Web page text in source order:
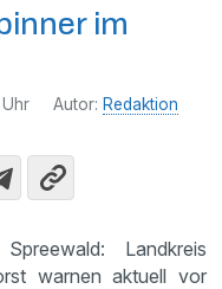
im
Autor: Redaktion
Landkreis
warnen aktuell vor